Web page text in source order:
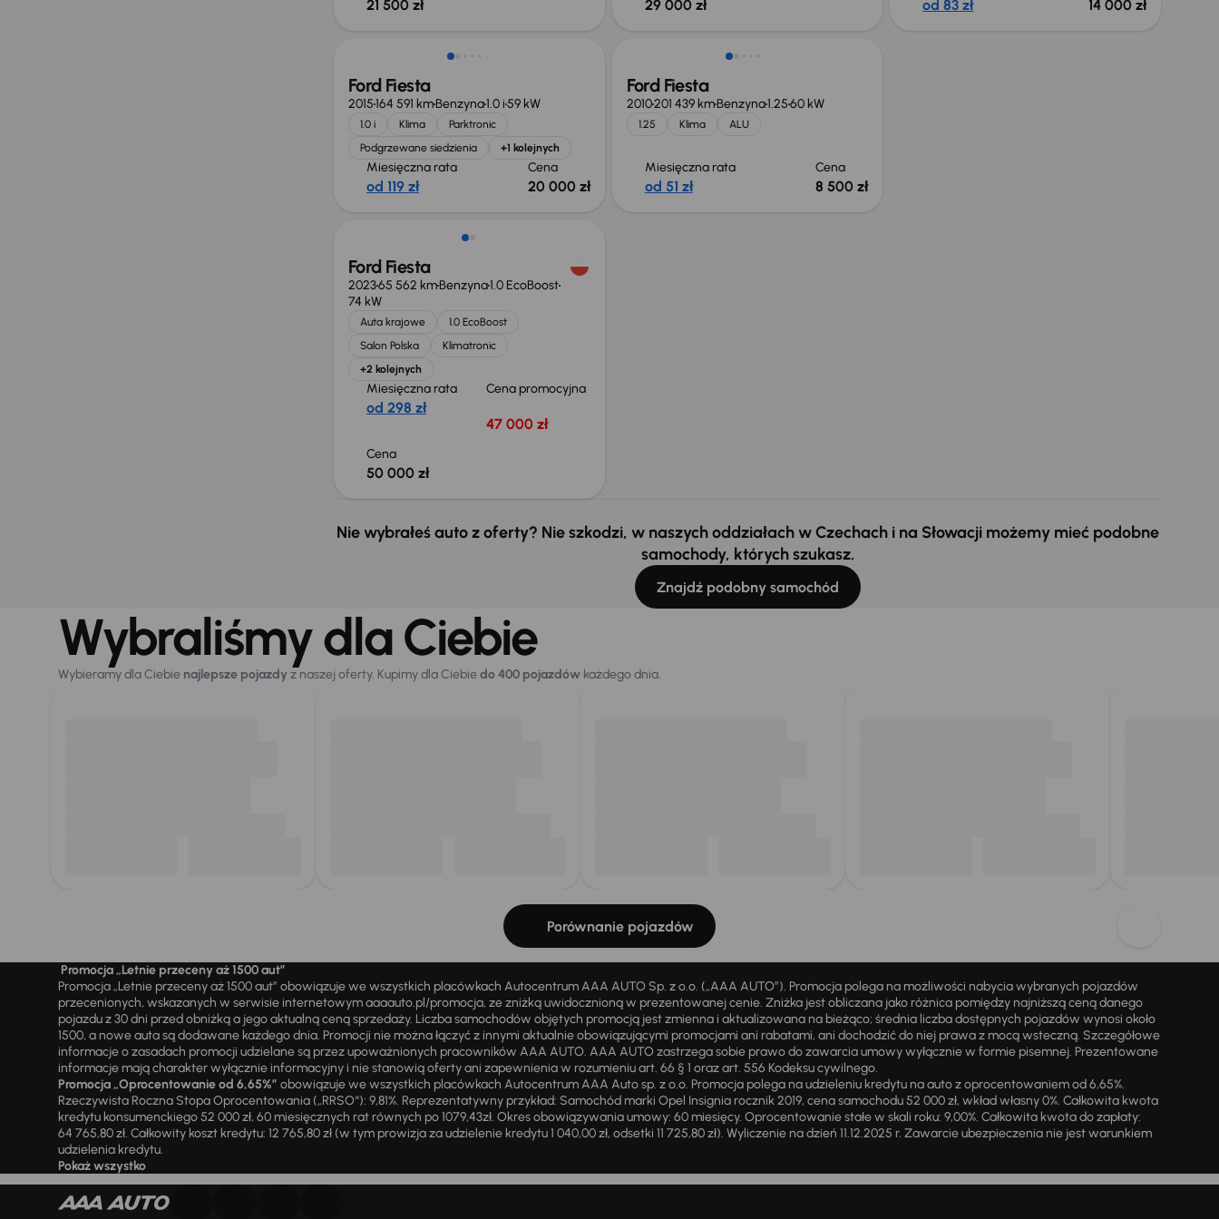
21 500 zł 29 000 zł od 83 zł 14 000 zł
Ford Fiesta
2015164 591 kmBenzyna1.0 i59 kW
1.0 i Klima
Parktronic
Podgrzewane siedzienia
+1 kolejnych
Miesięczna rata
od 119 zł
Cena
20 000 zł
Ford Fiesta
2010201 439 kmBenzyna1.2560 kW
1.25 Klima ALU
Miesięczna rata
od 51 zł
Cena
8 500 zł
Ford Fiesta
202365 562 kmBenzyna1.0 EcoBoost
74 kW
Auta krajowe
1.0 EcoBoost
Salon Polska
Klimatronic
+2 kolejnych
Miesięczna rata
od 298 zł
Cena promocyjna
47 000 zł
Cena
50 000 zł
Nie wybrałeś auto z oferty? Nie szkodzi, w naszych oddziałach w Czechach i na Słowacji możemy mieć podobne
samochody, których szukasz.
Znajdź podobny samochód
Wybraliśmy dla Ciebie
Wybieramy dla Ciebie najlepsze pojazdy z naszej oferty. Kupimy dla Ciebiedo 400 pojazdów każdego dnia.
Porównanie pojazdów
Promocja „Letnie przeceny aż 1500 aut”
Promocja „Letnie przeceny aż 1500 aut” obowiązuje we wszystkich placówkach Autocentrum AAA AUTO Sp. z o.o. („AAA AUTO”). Promocja polega na możliwości nabycia wybranych pojazdów
przecenionych, wskazanych w serwisie internetowym aaaauto.pl/promocja, ze zniżką uwidocznioną w prezentowanej cenie. Zniżka jest obliczana jako różnica pomiędzy najniższą ceną danego
pojazdu z 30 dni przed obniżką a jego aktualną ceną sprzedaży. Liczba samochodów objętych promocją jest zmienna i aktualizowana na bieżąco; średnia liczba dostępnych pojazdów wynosi około
1500, a nowe auta są dodawane każdego dnia. Promocji nie można łączyć z innymi aktualnie obowiązującymi promocjami ani rabatami, ani dochodzić do niej prawa z mocą wsteczną. Szczegółowe
informacje o zasadach promocji udzielane są przez upoważnionych pracowników AAA AUTO. AAA AUTO zastrzega sobie prawo do zawarcia umowy wyłącznie w formie pisemnej. Prezentowane
informacje mają charakter wyłącznie informacyjny i nie stanowią oferty ani zapewnienia w rozumieniu art. 66 § 1 oraz art. 556 Kodeksu cywilnego.
Promocja „Oprocentowanie od 6,65%” obowiązuje we wszystkich placówkach Autocentrum AAA Auto sp. z o.o. Promocja polega na udzieleniu kredytu na auto z oprocentowaniem od 6,65%.
Rzeczywista Roczna Stopa Oprocentowania („RRSO“): 9,81%. Reprezentatywny przykład: Samochód marki Opel Insignia rocznik 2019, cena samochodu 52 000 zł, wkład własny 0%. Całkowita kwota
kredytu konsumenckiego 52 000 zł, 60 miesięcznych rat równych po 1079,43zł. Okres obowiązywania umowy: 60 miesięcy. Oprocentowanie stałe w skali roku: 9,00%. Całkowita kwota do zapłaty:
64 765,80 zł. Całkowity koszt kredytu: 12 765,80 zł (w tym prowizja za udzielenie kredytu 1 040,00 zł, odsetki 11 725,80 zł). Wyliczenie na dzień 11.12.2025 r. Zawarcie ubezpieczenia nie jest warunkiem
udzielenia kredytu.
Pokaż wszystko